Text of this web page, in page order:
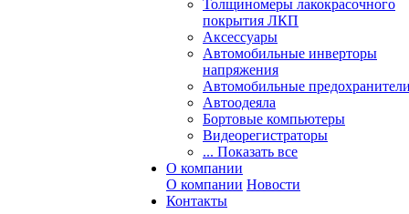
Толщиномеры лакокрасочного
покрытия ЛКП
Аксессуары
Автомобильные инверторы
напряжения
Автомобильные
Автоодеяла
Бортовые компьютеры
Видеорегистраторы
... Показать все
О компании
О компании Новости
Контакты